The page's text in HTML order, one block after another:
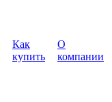
Как
купить
О
компании